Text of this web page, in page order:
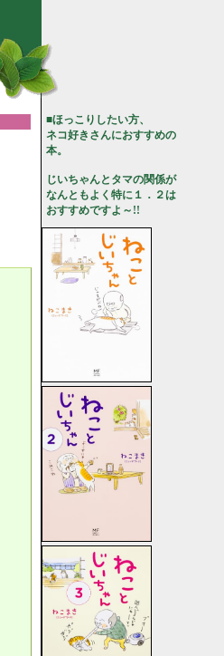
■ほっこりしたい方、
ネコ好きさんにおすすめの
本。
じいちゃんとタマの関係が
なんともよく特に１．２は
おすすめですよ～!!